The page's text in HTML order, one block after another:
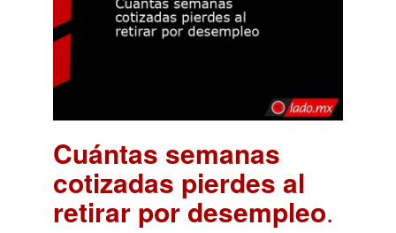
Cuántas semanas
cotizadas pierdes al
retirar por desempleo.